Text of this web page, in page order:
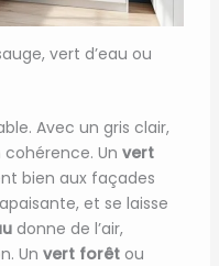
vert d’eau ou
Avec un gris clair,
Un vert
bien aux façades
et se laisse
donne de l’air,
Un vert forêtou